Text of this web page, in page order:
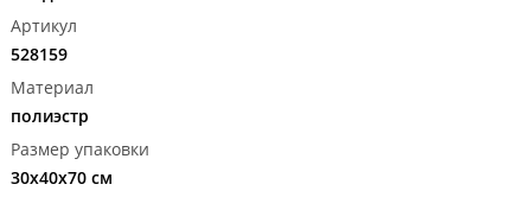
Артикул
528159
Материал
полиэстр
Размер упаковки
30x40x70 см